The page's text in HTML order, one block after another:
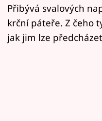
Sledujte nás
Přibývá svalových
krční páteře. Z čeho
jak jim lze